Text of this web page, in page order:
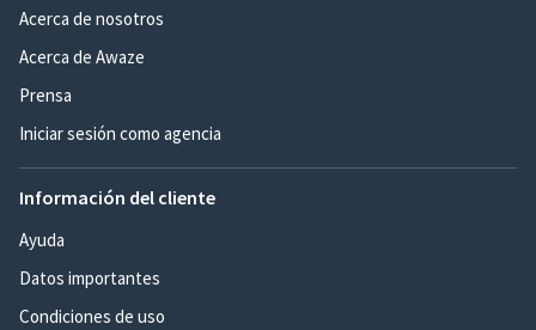
Acerca de nosotros
Acerca de Awaze
Prensa
Iniciar sesión como agencia
Información del cliente
Ayuda
Datos importantes
Condiciones de uso